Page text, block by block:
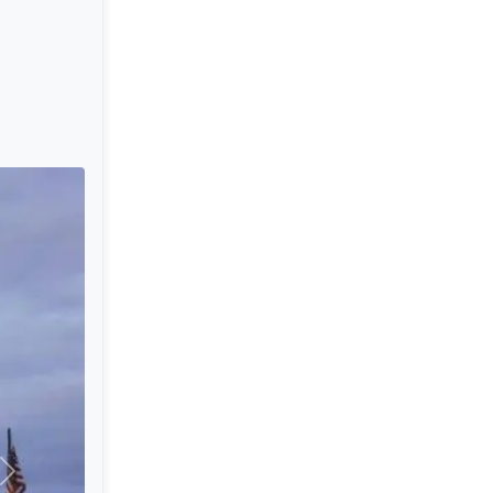
पुढील